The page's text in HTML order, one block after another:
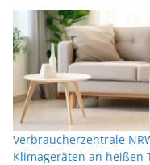
Verbraucherzentrale
Klimageräten an heißen